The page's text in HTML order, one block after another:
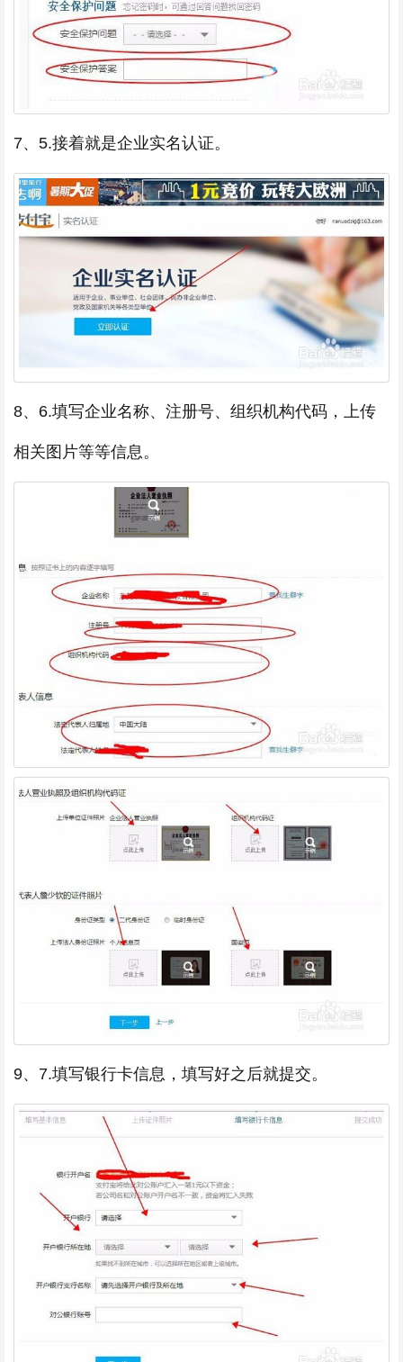
7、5.接着就是企业实名认证。
8、6.填写企业名称、注册号、组织机构代码，上传
相关图片等等信息。
9、7.填写银行卡信息，填写好之后就提交。